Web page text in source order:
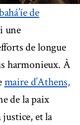
de
une
de longue
harmonieux. À
maire d’Athens,
de la paix
et la